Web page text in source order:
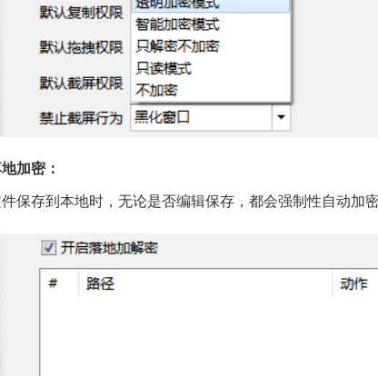
加密：
保存到本地时，无论是否编辑保存，都会强制性自动加